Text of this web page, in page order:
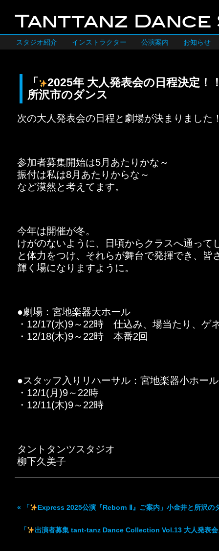
スタジオ紹介 インストラクター 公演案内 お知らせ
「
2025年 大人発表会の日程決定！
所沢市のダンス
次の大人発表会の日程と劇場が決まりました
参加者募集開始は5月あたりかな～
振付は私は8月あたりからな～
など漠然と考えてます。
今年は開催が冬。
けがのないように、日頃からクラスへ通って
と体力をつけ、それらが舞台で発揮でき、皆
輝く場になりますように。
●劇場：宮地楽器大ホール
・12/17(水)9～22時 仕込み、場当たり、ゲ
・12/18(木)9～22時 本番2回
●スタッフ入りリハーサル：宮地楽器小ホール
・12/1(月)9～22時
・12/11(木)9～22時
タントタンツスタジオ
柳下久美子
« 「 Express 2025公演『Reborn Ⅱ』ご案内」小金井と所沢の
「 出演者募集 tant-tanz Dance Collection Vol.13 大人発表会